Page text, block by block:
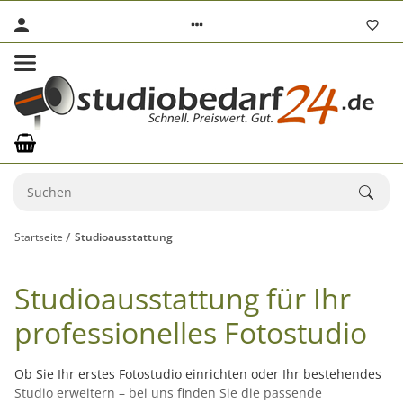
Startseite Studioausstattung
Studioausstattung für Ihr
professionelles Fotostudio
Ob Sie Ihr erstes Fotostudio einrichten oder Ihr bestehendes
Studio erweitern – bei uns finden Sie die passende